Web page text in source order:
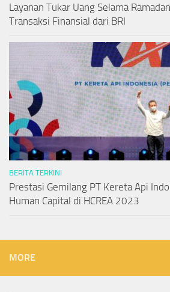
Layanan Tukar Uang Selama
Transaksi Finansial dari BRI
BERITA TERKINI
Prestasi Gemilang PT Kereta Api
Human Capital di HCREA 2023
MORE